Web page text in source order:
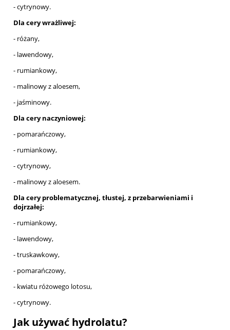
- cytrynowy.
Dla cery wrażliwej:
- różany,
- lawendowy,
- rumiankowy,
- malinowy z aloesem,
- jaśminowy.
Dla cery naczyniowej:
- pomarańczowy,
- rumiankowy,
- cytrynowy,
- malinowy z aloesem.
Dla cery problematycznej, tłustej, z przebarwieniami i
dojrzałej:
- rumiankowy,
- lawendowy,
- truskawkowy,
- pomarańczowy,
- kwiatu różowego lotosu,
- cytrynowy.
Jak używać hydrolatu?